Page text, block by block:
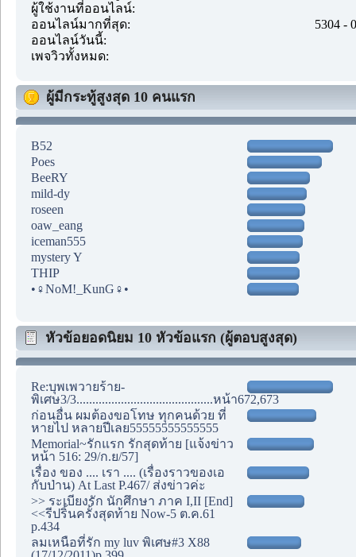
ผู้ใช้งานที่ออนไลน์:
ออนไลน์มากที่สุด:
5304 -
ออนไลน์วันนี้:
เพจวิวทั้งหมด:
ผู้มีกระทู้สูงสุด 10 คนแรก
B52
Poes
BeeRY
mild-dy
roseen
oaw_eang
iceman555
mystery Y
THIP
•♀NoM!_KunG♀•
หัวข้อยอดนิยม 10 หัวข้อแรก (ผู้ตอบสูงสุด)
Re:บุพเพวายร้าย-
พิเศษ3/3...........................................หน้า672,673
ก่อนอื่น ผมต้องขอโทษ ทุกคนด้วย ที่
หายไป หลายปีเลย55555555555555
Memorial~รักแรก รักสุดท้าย [แจ้งข่าว
หน้า 516: 29/ก.ย/57]
เรื่อง ของ .... เรา .... (เรื่องราวของเอ
กับป่าน) At Last P.467/ ส่งข่าวค่ะ
>> ระเบียงรัก นักศึกษา ภาค I,II [End]
<<รีปริ้นครั้งสุดท้าย Now-5 ต.ค.61
p.434
ลมเหนือที่รัก my luv พิเศษ#3 X88